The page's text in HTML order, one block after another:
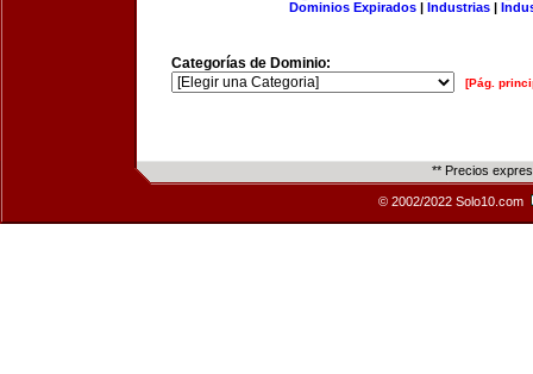
Dominios Expirados | Industrias |
Categorías de Dominio:
[Pág.
** Precios
© 2002/2022 Solo10.com